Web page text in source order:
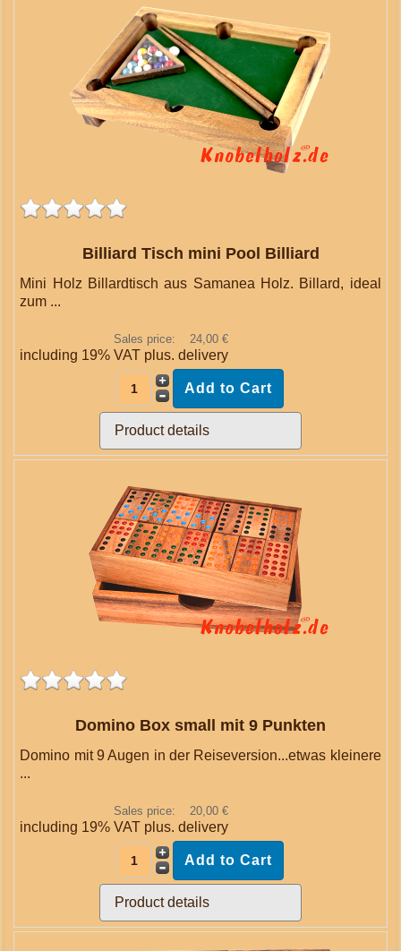
Billiard Tisch mini Pool Billiard
Mini Holz Billardtisch aus Samanea Holz. Billard, ideal
zum ...
Sales price: 24,00 €
including 19% VAT plus.delivery
Product details
Domino Box small mit 9 Punkten
Domino mit 9 Augen in der Reiseversion...etwas kleinere
...
Sales price: 20,00 €
including 19% VAT plus.delivery
Product details